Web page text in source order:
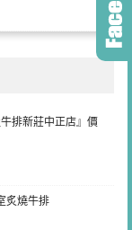
排新莊中正店』價
炙燒牛排